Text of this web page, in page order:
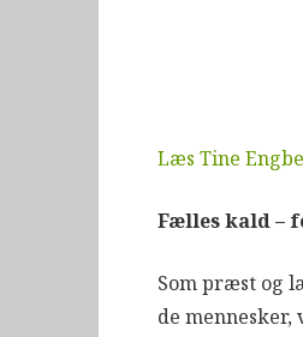
Læs Tine
Fælles kald –
Som præst og
de mennesker,